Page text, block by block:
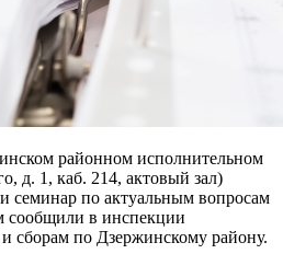
районном исполнительном
д. 1, каб. 214, актовый зал)
и семинар по актуальным вопросам
сообщили в инспекции
сборам по Дзержинскому району.